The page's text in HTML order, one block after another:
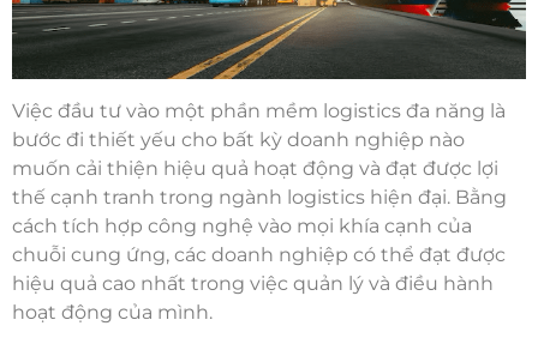
Việc đầu tư vào một phần mềm logistics đa năng là
bước đi thiết yếu cho bất kỳ doanh nghiệp nào
muốn cải thiện hiệu quả hoạt động và đạt được lợi
thế cạnh tranh trong ngành logistics hiện đại. Bằng
cách tích hợp công nghệ vào mọi khía cạnh của
chuỗi cung ứng, các doanh nghiệp có thể đạt được
hiệu quả cao nhất trong việc quản lý và điều hành
hoạt động của mình.